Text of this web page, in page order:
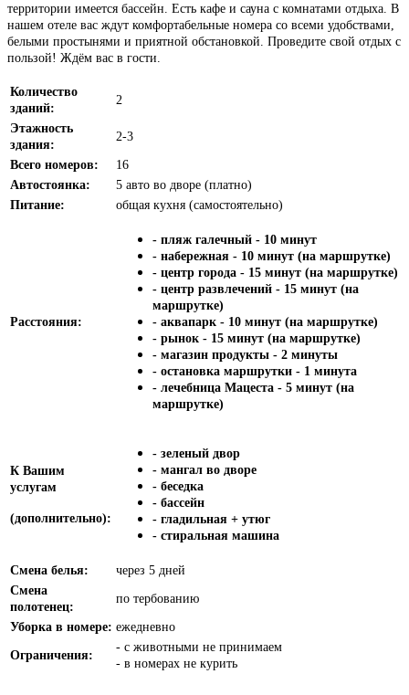
территории имеется бассейн. Есть кафе и сауна с комнатами отдыха. В
нашем отеле вас ждут комфортабельные номера со всеми удобствами,
белыми простынями и приятной обстановкой. Проведите свой отдых с
пользой! Ждём вас в гости.
Количество
зданий:
2
Этажность
здания:
2-3
Всего номеров:
16
Автостоянка:
5 авто во дворе (платно)
Питание:
общая кухня (самостоятельно)
Расстояния:
- пляж галечный - 10 минут
- набережная - 10 минут (на маршрутке)
- центр города - 15 минут (на маршрутке)
- центр развлечений - 15 минут (на
маршрутке)
- аквапарк - 10 минут (на маршрутке)
- рынок - 15 минут (на маршрутке)
- магазин продукты - 2 минуты
- остановка маршрутки - 1 минута
- лечебница Мацеста - 5 минут (на
маршрутке)
К Вашим
услугам
(дополнительно):
- зеленый двор
- мангал во дворе
- беседка
- бассейн
- гладильная + утюг
- стиральная машина
Смена белья:
через 5 дней
Смена
полотенец:
по тербованию
Уборка в номере: ежедневно
Ограничения:
- с животными не принимаем
- в номерах не курить